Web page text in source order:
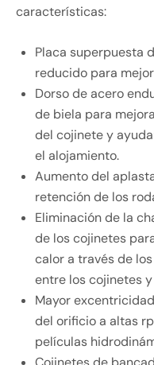
características:
Placa superpuesta
reducido para
Dorso de acero
de biela para
del cojinete y
el alojamiento.
Aumento del
retención de los
Eliminación de la
de los cojinetes
calor a través de
entre los cojinetes
Mayor
del orificio a altas
películas